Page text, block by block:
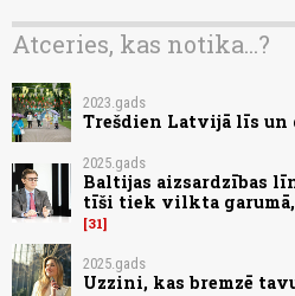
Atceries, kas notika...?
2023.gads
Trešdien Latvijā līs un
2025.gads
Baltijas aizsardzības
tīši tiek vilkta
31
2025.gads
Uzzini, kas bremzē